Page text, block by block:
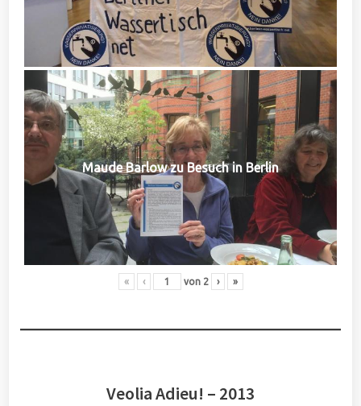
Maude Barlow zu Besuch in Berlin
« ‹ von 2 › »
Veolia Adieu! – 2013